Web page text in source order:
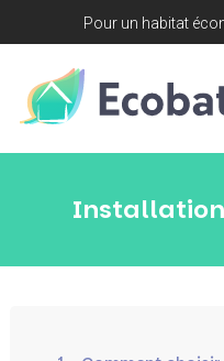
Pour un habitat
Installation